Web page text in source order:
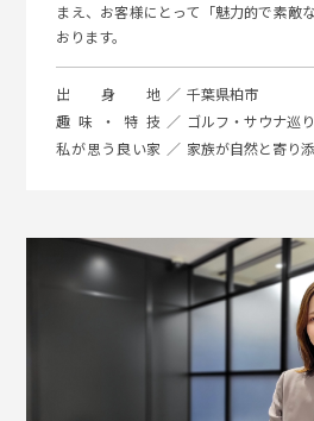
まえ、お客様にとって「魅力的で素敵
おります。
出身地
千葉県柏市
趣味・特技
ゴルフ・サウナ巡り
私が思う良い家
家族が自然と寄り